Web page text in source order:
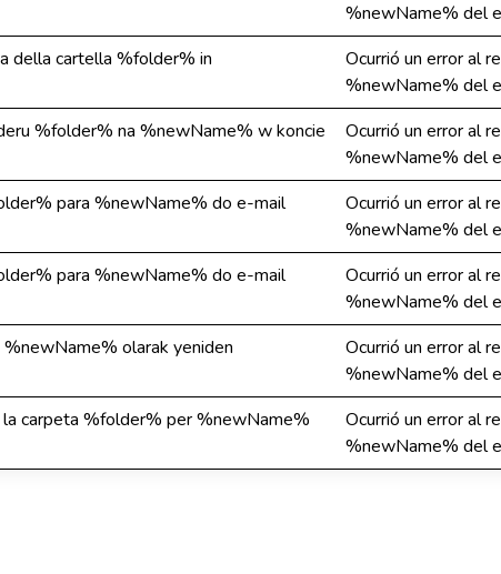
%newName% del
della cartella %folder% in
Ocurrió un error al
%newName% del
%folder% na %newName% w koncie
Ocurrió un error al
%newName% del
para %newName% do e-mail
Ocurrió un error al
%newName% del
para %newName% do e-mail
Ocurrió un error al
%newName% del
olarak yeniden
Ocurrió un error al
%newName% del
carpeta %folder% per %newName%
Ocurrió un error al
%newName% del